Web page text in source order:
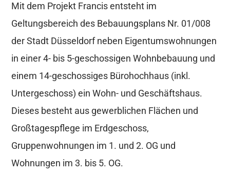
Mit dem Projekt Francis entsteht im
Geltungsbereich des Bebauungsplans Nr. 01/008
der Stadt Düsseldorf neben Eigentumswohnungen
in einer 4- bis 5-geschossigen Wohnbebauung und
einem 14-geschossiges Bürohochhaus (inkl.
Untergeschoss) ein Wohn- und Geschäftshaus.
Dieses besteht aus gewerblichen Flächen und
Großtagespflege im Erdgeschoss,
Gruppenwohnungen im 1. und 2. OG und
Wohnungen im 3. bis 5. OG.